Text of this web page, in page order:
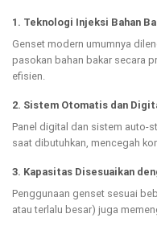
1. Teknologi Injeksi Bahan
Genset modern umumnya
pasokan bahan bakar secara
efisien.
2. Sistem Otomatis dan
Panel digital dan sistem auto-
saat dibutuhkan, mencegah
3. Kapasitas Disesuaikan
Penggunaan genset sesuai
atau terlalu besar) juga